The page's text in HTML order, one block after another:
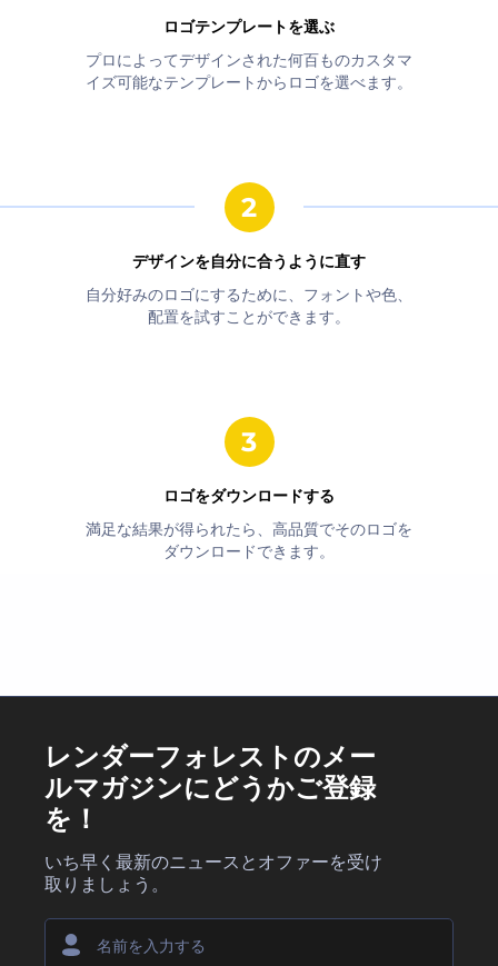
ロゴテンプレートを選ぶ
プロによってデザインされた何百ものカスタマ
イズ可能なテンプレートからロゴを選べます。
デザインを自分に合うように直す
自分好みのロゴにするために、フォントや色、
配置を試すことができます。
ロゴをダウンロードする
満足な結果が得られたら、高品質でそのロゴを
ダウンロードできます。
レンダーフォレストのメー
ルマガジンにどうかご登録
を！
いち早く最新のニュースとオファーを受け
取りましょう。